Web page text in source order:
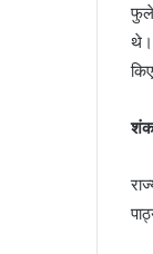
फुले
थे।